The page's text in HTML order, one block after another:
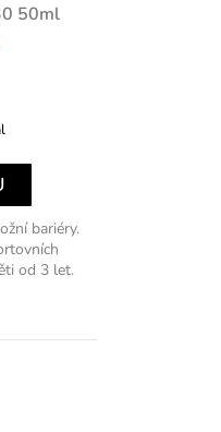
50ml
bariéry.
od 3 let.